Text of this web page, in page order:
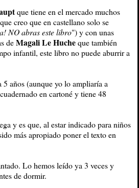
que tiene en el mercado muchos
creo que en castellano solo se
NO abras este libro") y con unas
deMagali Le Hucheque también
infantil, este libro no puede aburrir a
años (aunque yo lo ampliaría a
en cartoné y tiene 48
y es que, al estar indicado para niños
más apropiado poner el texto en
Lo hemos leído ya 3 veces y
de dormir.